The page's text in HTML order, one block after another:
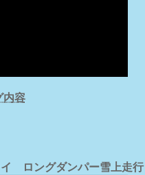
内容
イ ロングダンパー雪上走行